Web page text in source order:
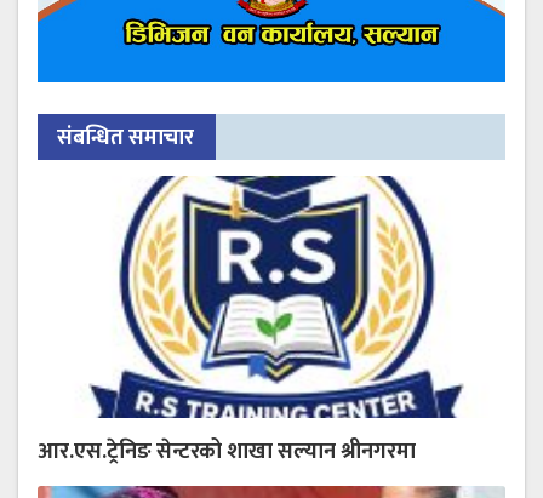
संबन्धित समाचार
आर.एस.ट्रेनिङ सेन्टरको शाखा सल्यान श्रीनगरमा